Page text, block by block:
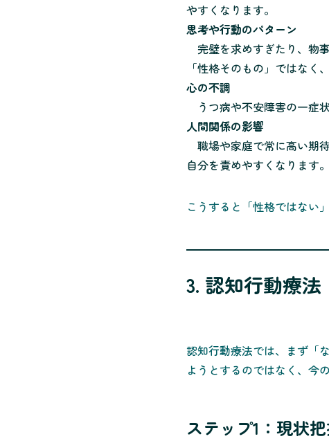
やすくなります。
思考や行動のパターン
完璧を求めすぎたり、物
「性格そのもの」ではなく
心の不調
うつ病や不安障害の一症
人間関係の影響
職場や家庭で常に高い期
自分を責めやすくなります。
こうすると「性格ではない
3. 認知行動療
認知行動療法では、まず「
ようとするのではなく、今
ステップ1：現状